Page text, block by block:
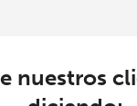
nuestros